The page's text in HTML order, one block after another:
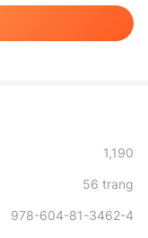
1,190
56 trang
978-604-81-3462-4